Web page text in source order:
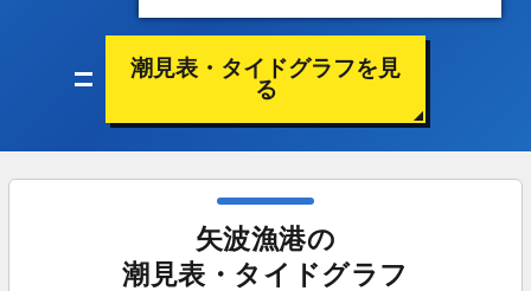
潮見表・タイドグラフを見
る
矢波漁港の
潮見表・タイドグラフ